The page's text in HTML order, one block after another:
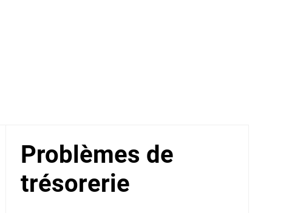
Problèmes de
trésorerie